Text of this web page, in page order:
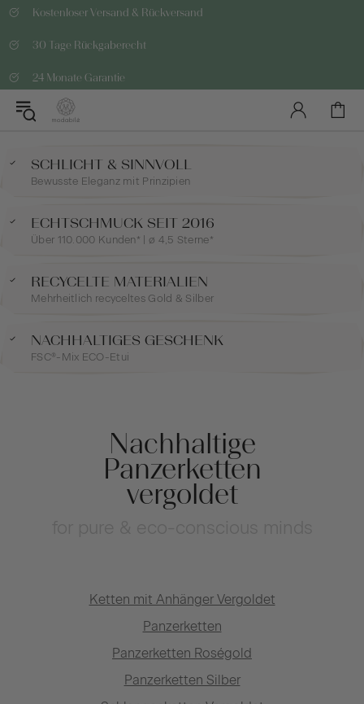
Kostenloser Versand & Rückversand
30 Tage Rückgaberecht
24 Monate Garantie
SCHLICHT & SINNVOLL
Bewusste Eleganz mit Prinzipien
ECHTSCHMUCK SEIT 2016
Über 110.000 Kunden* | ø 4,5 Sterne*
RECYCELTE MATERIALIEN
Mehrheitlich recyceltes Gold & Silber
NACHHALTIGES GESCHENK
FSC®-Mix ECO-Etui
Nachhaltige
Panzerketten
vergoldet
Ketten mit Anhänger Vergoldet
Panzerketten
Panzerketten Roségold
Panzerketten Silber